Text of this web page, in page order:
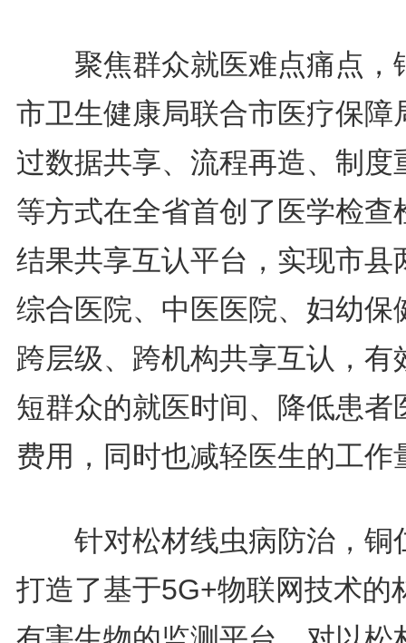
聚焦群众就医难点痛点，
市卫生健康局联合市医疗保障
过数据共享、流程再造、制度
等方式在全省首创了医学检查
结果共享互认平台，实现市县
综合医院、中医医院、妇幼保
跨层级、跨机构共享互认，有
短群众的就医时间、降低患者
费用，同时也减轻医生的工作
针对松材线虫病防治，铜
打造了基于5G+物联网技术的